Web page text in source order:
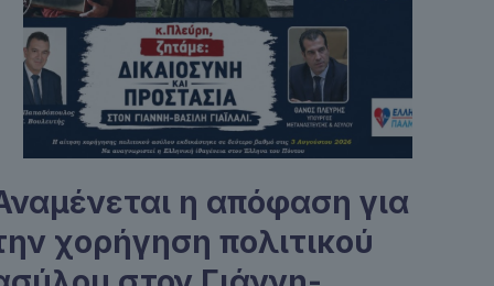
η απόφαση για
χορήγηση πολιτικού